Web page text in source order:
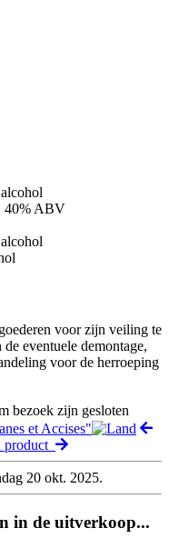
40% ABV
voor zijn veiling te
eventuele demontage,
voor de herroeping
bezoek zijn gesloten
et Accises"
product
20 okt. 2025.
in de uitverkoop...